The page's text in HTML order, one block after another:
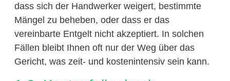
dass sich der Handwerker weigert, bestimmte
Mängel zu beheben, oder dass er das
vereinbarte Entgelt nicht akzeptiert. In solchen
Fällen bleibt Ihnen oft nur der Weg über das
Gericht, was zeit- und kostenintensiv sein kann.